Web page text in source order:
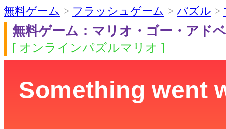
無料ゲーム > フラッシュゲーム > パズル >
無料ゲーム：マリオ・ゴー・アド
[ オンラインパズルマリオ ]